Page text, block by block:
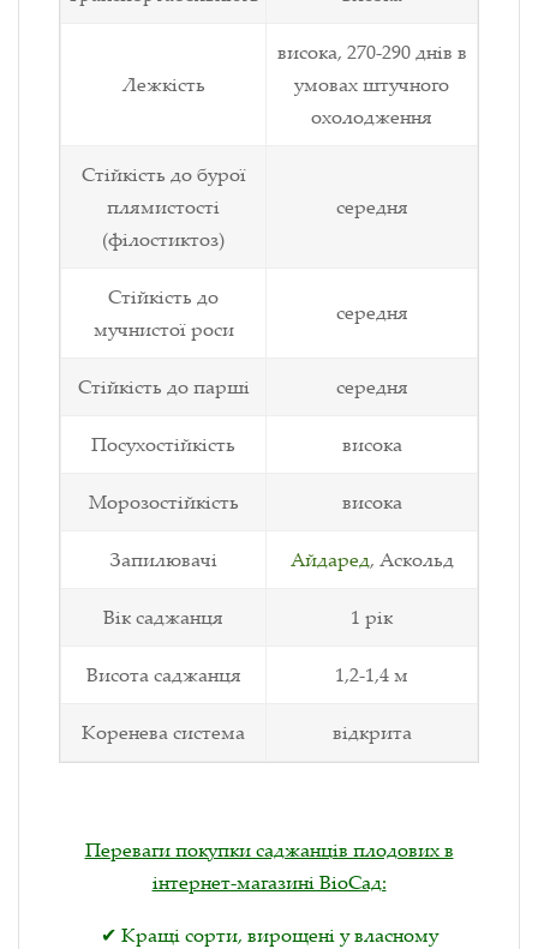
Лежкість
висока, 270-290 днів в
умовах штучного
охолодження
Стійкість до бурої
плямистості
(філостиктоз)
середня
Стійкість до
мучнистої роси
середня
Стійкість до парші середня
Посухостійкість висока
Морозостійкість висока
Запилювачі Айдаред, Аскольд
Вік саджанця 1 рік
Висота саджанця 1,2-1,4 м
Коренева система відкрита
Переваги покупки саджанців плодових в
інтернет-магазині ВіоСад:
✔ Кращі сорти, вирощені у власному